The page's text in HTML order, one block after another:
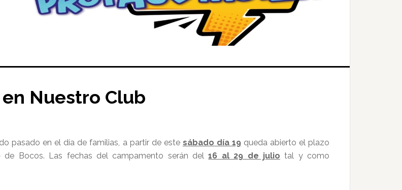
Nuestro Club
pasado en el día de familias, a partir de este sábado día 19queda abierto el plazo
de Bocos. Las fechas del campamento serán del16 al 29 de julio tal y como